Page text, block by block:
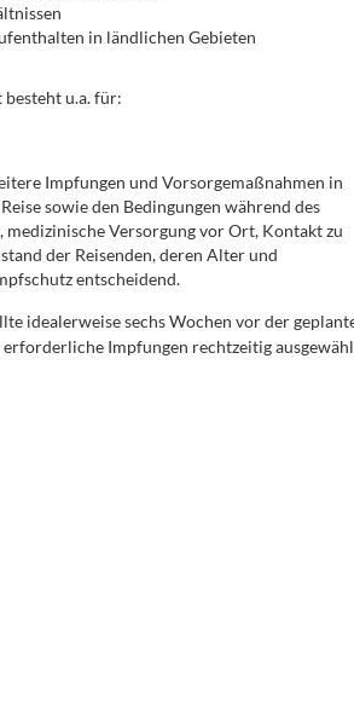
in ländlichen Gebieten
u.a. für:
Impfungen und Vorsorgemaßnahmen in
sowie den Bedingungen während des
Versorgung vor Ort, Kontakt zu
der Reisenden, deren Alter und
entscheidend.
idealerweise sechs Wochen vor der
Impfungen rechtzeitig